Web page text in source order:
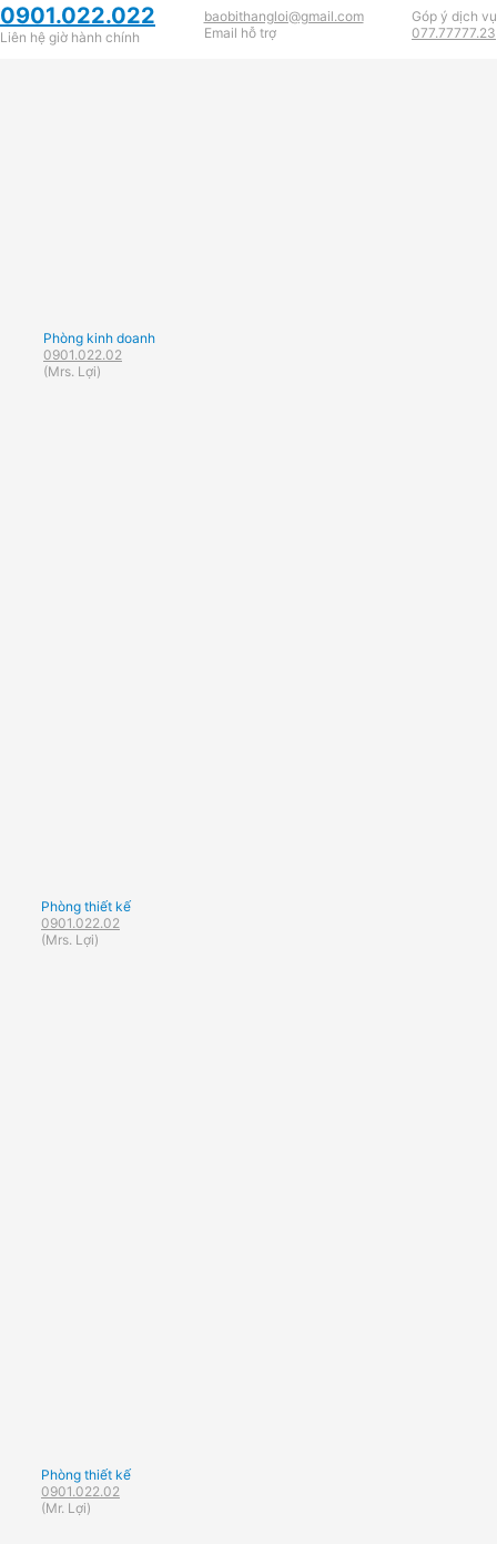
0901.022.022
Liên hệ giờ hành chính
baobithangloi@gmail.com
Email hỗ trợ
Góp ý dịch vụ
077.77777.23
Phòng kinh doanh
0901.022.02
(Mrs. Lợi)
Phòng thiết kế
0901.022.02
(Mrs. Lợi)
Phòng thiết kế
0901.022.02
(Mr. Lợi)